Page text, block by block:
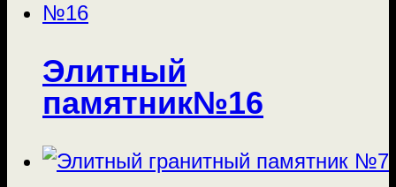
Элитный
памятник№16